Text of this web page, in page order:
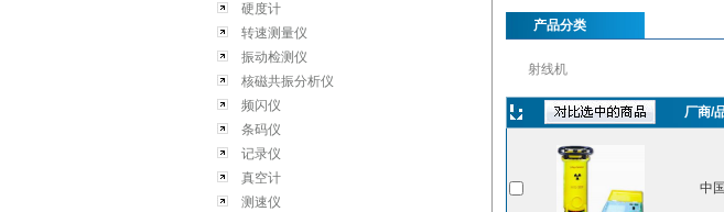
硬度计
转速测量仪
振动检测仪
核磁共振分析仪
频闪仪
条码仪
记录仪
真空计
测速仪
产品分类
射线机
厂商/
中国